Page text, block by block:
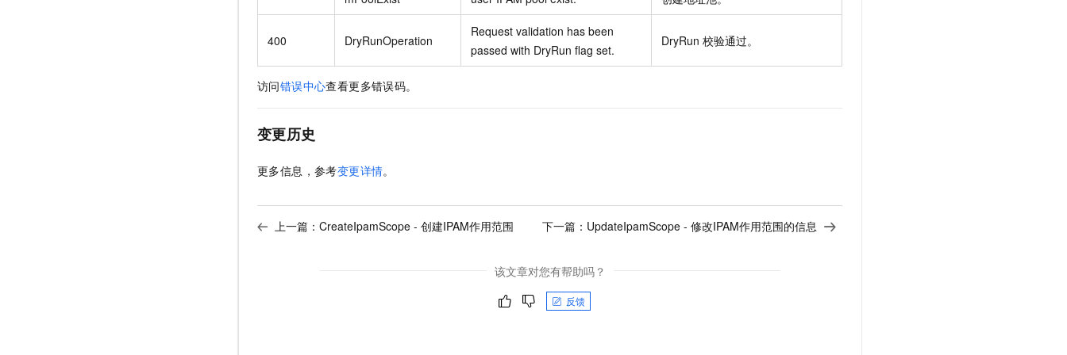
400 DryRunOperation
Request validation has been
passed with DryRun flag set.
DryRun 校验通过。
访问错误中心查看更多错误码。
变更历史
更多信息，参考变更详情。
上一篇： CreateIpamScope - 创建IPAM作用范围 下一篇： UpdateIpamScope - 修改IPAM作用范围的信息
该文章对您有帮助吗？
反馈